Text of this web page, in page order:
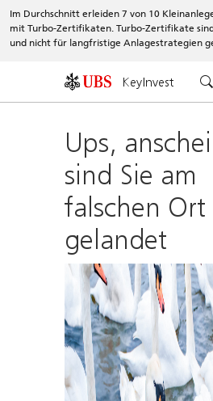
Im Durchschnitt erleiden 7 von 10
mit Turbo-Zertifikaten. Turbo-Zertifikate
und nicht für langfristige Anlagestrategien
KeyInvest
Ups,
sind Sie am
falschen Ort
gelandet